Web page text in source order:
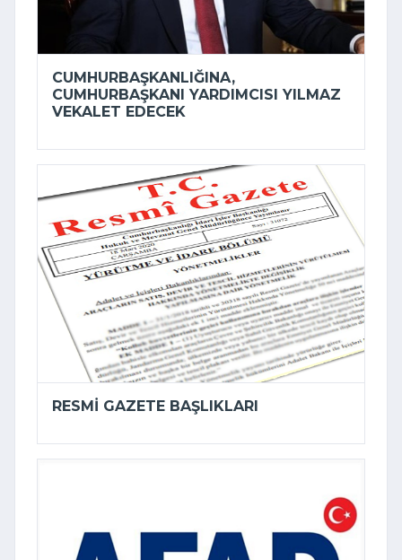
CUMHURBAŞKANLIĞINA,
CUMHURBAŞKANI YARDIMCISI YILMAZ
VEKALET EDECEK
RESMI GAZETE BAŞLIKLARI